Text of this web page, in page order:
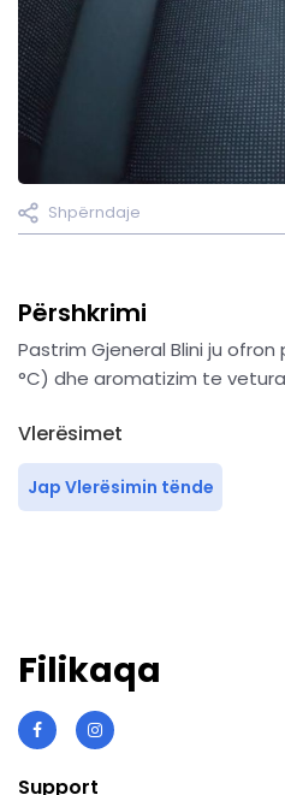
Shpërndaje
Përshkrimi
Pastrim Gjeneral Blini ju
°C) dhe aromatizim te
Vlerësimet
Jap Vlerësimin tënde
Filikaqa
Support